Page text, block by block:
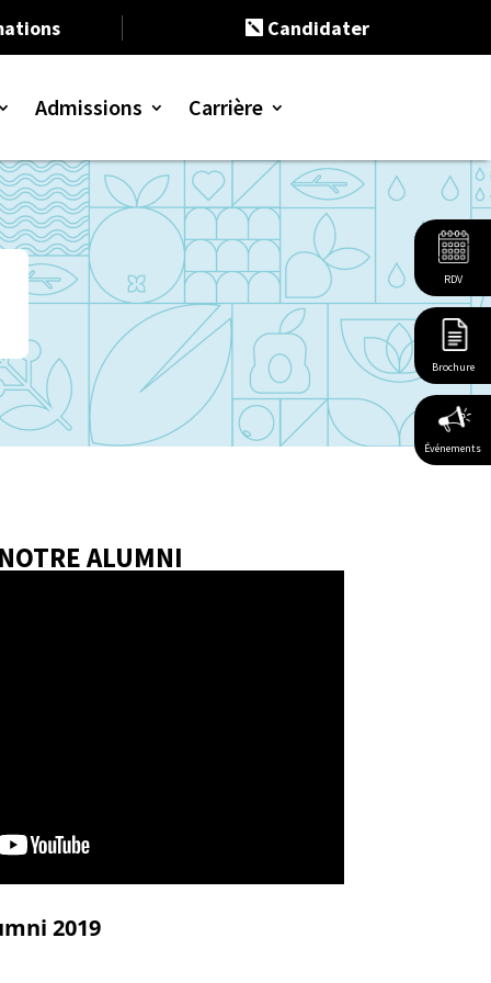
Candidater
Bac+3
Bac+5
durable
responsable
Admissions Carrière
ALUMNI
2019